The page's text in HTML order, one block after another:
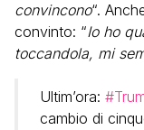
convincono“.
convinto: “Io ho
toccandola, mi
Ultim’ora:
cambio di